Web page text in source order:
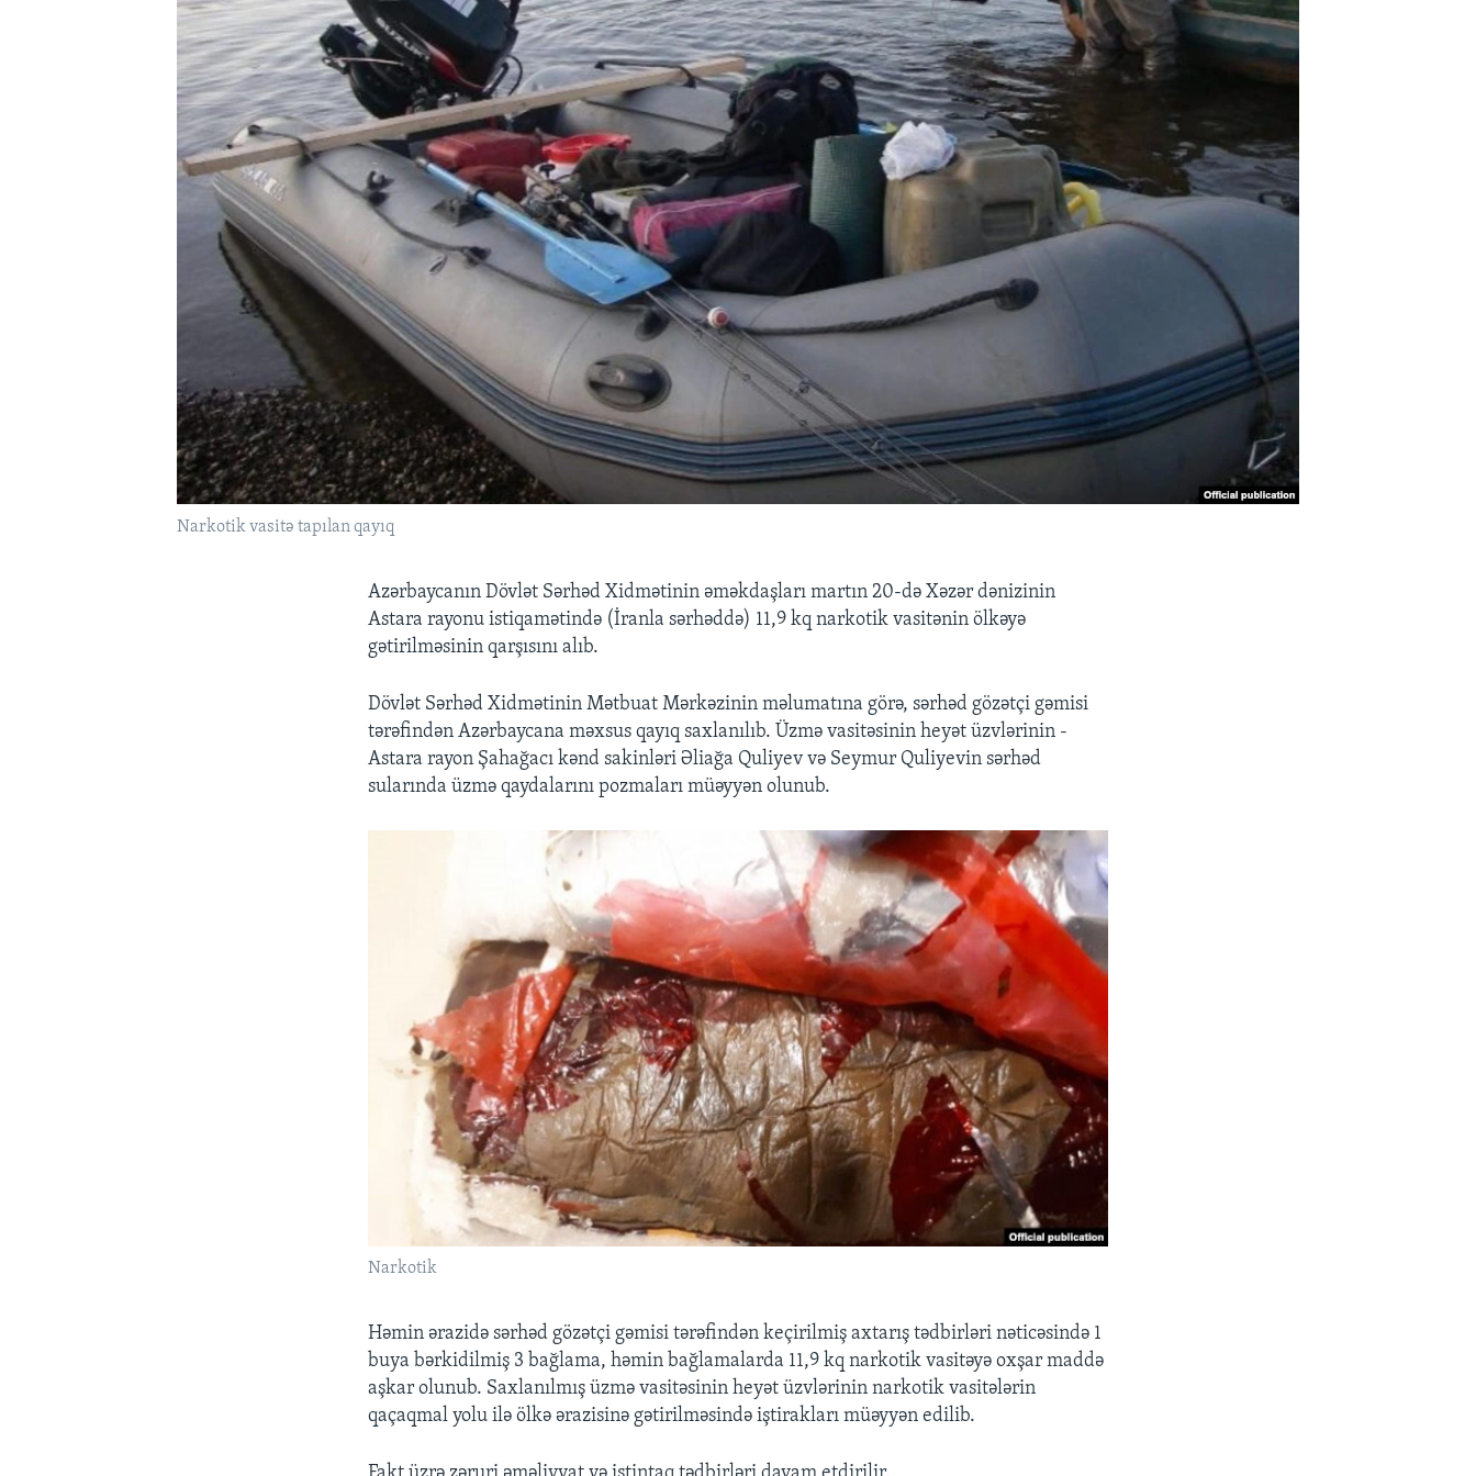
Narkotik vasitə tapılan qayıq
Azərbaycanın Dövlət Sərhəd Xidmətinin əməkdaşları martın 20-də Xəzər dənizinin
Astara rayonu istiqamətində (İranla sərhəddə) 11,9 kq narkotik vasitənin ölkəyə
gətirilməsinin qarşısını alıb.
Dövlət Sərhəd Xidmətinin Mətbuat Mərkəzinin məlumatına görə, sərhəd gözətçi gəmisi
tərəfindən Azərbaycana məx­sus qayıq saxlanılıb. Üzmə vasitəsinin heyət üzv­lə­r­inin -
Astara ra­yon Şah­ağacı kənd sakinləri Əliağa Quliyev və Seymur Quli­yevin sərhəd
sularında üzmə qaydalarını poz­maları müəyyən olunub.
Narkotik
Həmin ərazidə sərhəd gözətçi gəmisi tərə­findən keçirilmiş axtarış tədbirləri nəticəsində 1
buya bərkidilmiş 3 bağ­lama, həmin bağlamalarda 11,9 kq narkotik vasitəyə oxşar maddə
aşkar olunub. Saxlanılmış üzmə vasitəsinin heyət üzvlə­rinin narkotik vasitələrin
qaçaqmal yolu ilə ölkə ərazisinə gətir­ilmə­sin­də iştirakları müəyyən edilib.